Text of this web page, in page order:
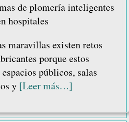
de plomería inteligentes
hospitales
maravillas existen retos
porque estos
públicos, salas
y [Leer más…]
Cambios